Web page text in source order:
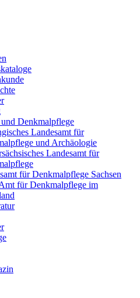
Denkmalpflege
Landesamt für
und Archäologie
Landesamt für
für Denkmalpflege Sachsen
für Denkmalpflege im